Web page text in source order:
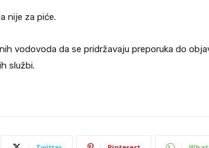
nije za piće.
vodovoda da se pridržavaju preporuka do
službi.